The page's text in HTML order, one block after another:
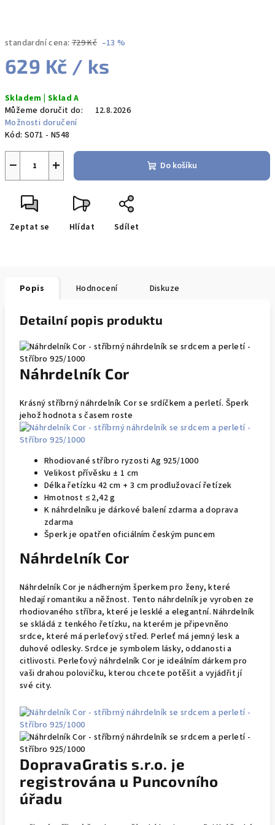
standardní cena: 729 Kč –13 %
629 Kč / ks
cena:
Skladem | Sklad A
Můžeme doručit do:
12.8.2026
Možnosti doručení
Kód: S071 - N548
+
− Do košíku
Zeptat se Hlídat Sdílet
Popis Hodnocení Diskuze
Detailní popis produktu
Náhrdelník Cor
Krásný stříbrný náhrdelník Cor se srdíčkem a perletí. Šperk
jehož hodnota s časem roste
Rhodiované stříbro ryzosti Ag 925/1000
Velikost přívěsku ± 1 cm
Délka řetízku 42 cm + 3 cm prodlužovací řetízek
Hmotnost ≤ 2,42 g
K náhrdelníku je dárkové balení zdarma a doprava
zdarma
Šperk je opatřen oficiálním českým puncem
Náhrdelník Cor
Náhrdelník Cor je nádherným šperkem pro ženy, které
hledají romantiku a něžnost. Tento náhrdelník je vyroben ze
rhodiovaného stříbra, které je lesklé a elegantní. Náhrdelník
se skládá z tenkého řetízku, na kterém je připevněno
srdce, které má perleťový střed. Perleť má jemný lesk a
duhové odlesky. Srdce je symbolem lásky, oddanosti a
citlivosti. Perleťový náhrdelník Cor je ideálním dárkem pro
vaši drahou polovičku, kterou chcete potěšit a vyjádřit jí
své city.
DopravaGratis s.r.o. je
registrována u Puncovního
úřadu